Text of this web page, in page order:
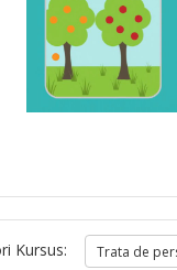
a
y
V
d
Kursus: